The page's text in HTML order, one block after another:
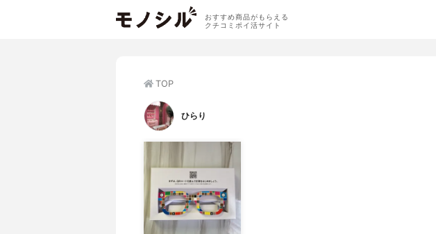
おすすめ商品がもらえる
クチコミポイ活サイト
TOP
ひらり